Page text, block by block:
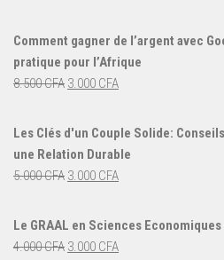
Comment gagner de l’argent avec
pratique pour l’Afrique
8.500CFA Le
initial
était :
8.500 CFA.
3.000 CFALe
actuel
est :
Les Clés d'un Couple Solide:
une Relation Durable
5.000CFA Le
initial
était :
3.000 CFALe
actuel
Le GRAAL en Sciences
4.000CFA Le
3.000 CFALe